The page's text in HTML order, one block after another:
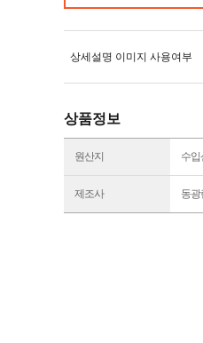
상세설명 이미지 사용여부
상품정보
원산지 수입
제조사 동